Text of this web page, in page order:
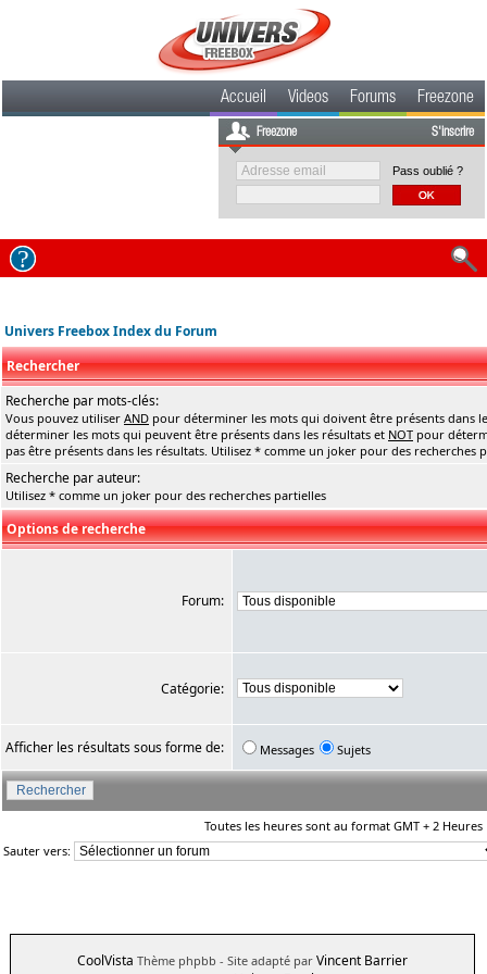
Accueil Videos Forums Freezone
Freezone S'inscrire
Pass oublié ?
Univers Freebox Index du Forum
Rechercher
Recherche par mots-clés:
Vous pouvez utiliser AND pour déterminer les mots qui doivent être présents dans
déterminer les mots qui peuvent être présents dans les résultats et NOT pour
pas être présents dans les résultats. Utilisez * comme un joker pour des recherches
Recherche par auteur:
Utilisez * comme un joker pour des recherches partielles
Options de recherche
Forum:
Catégorie:
Afficher les résultats sous forme de: Messages Sujets
Toutes les heures sont au format GMT + 2 Heures
Sauter vers:
CoolVista Thème phpbb - Site adapté par Vincent Barrier